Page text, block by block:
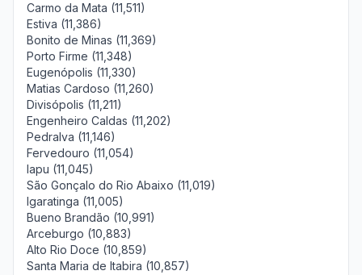
Carmo da Mata (11,511)
Estiva (11,386)
Bonito de Minas (11,369)
Porto Firme (11,348)
Eugenópolis (11,330)
Matias Cardoso (11,260)
Divisópolis (11,211)
Engenheiro Caldas (11,202)
Pedralva (11,146)
Fervedouro (11,054)
Iapu (11,045)
São Gonçalo do Rio Abaixo (11,019)
Igaratinga (11,005)
Bueno Brandão (10,991)
Arceburgo (10,883)
Alto Rio Doce (10,859)
Santa Maria de Itabira (10,857)